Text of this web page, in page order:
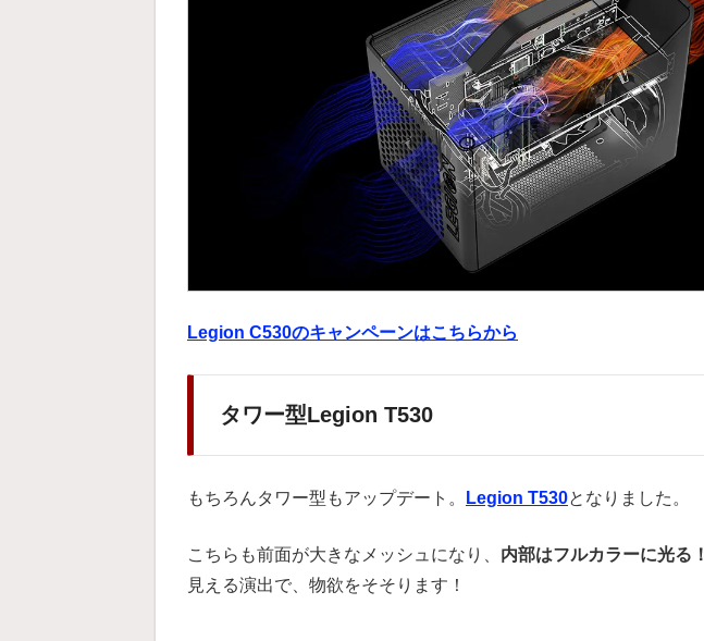
Legion C530のキャンペーンはこちらから
タワー型Legion T530
もちろんタワー型もアップデート。 Legion T530となりました。
こちらも前面が大きなメッシュになり、 内部はフルカラーに光る！
見える演出で、物欲をそそります！